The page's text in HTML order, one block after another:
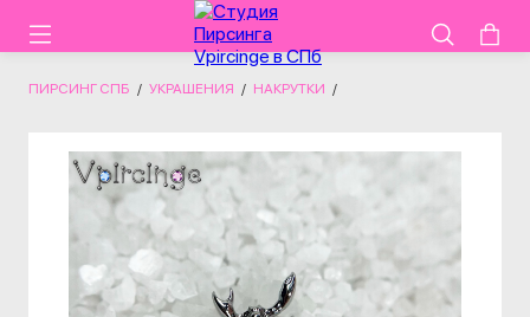
ПИРСИНГ СПБ / УКРАШЕНИЯ / НАКРУТКИ /